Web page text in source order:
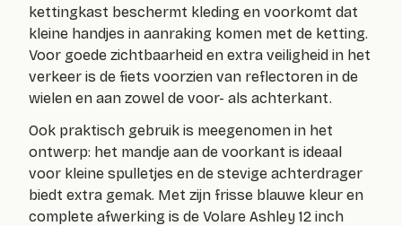
kettingkast beschermt kleding en voorkomt dat
kleine handjes in aanraking komen met de ketting.
Voor goede zichtbaarheid en extra veiligheid in het
verkeer is de fiets voorzien van reflectoren in de
wielen en aan zowel de voor- als achterkant.
Ook praktisch gebruik is meegenomen in het
ontwerp: het mandje aan de voorkant is ideaal
voor kleine spulletjes en de stevige achterdrager
biedt extra gemak. Met zijn frisse blauwe kleur en
complete afwerking is de Volare Ashley 12 inch